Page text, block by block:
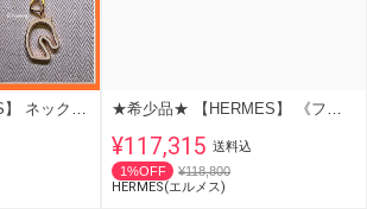
¥117,315 送料込
1%OFF
¥118,800
HERMES(エルメス)